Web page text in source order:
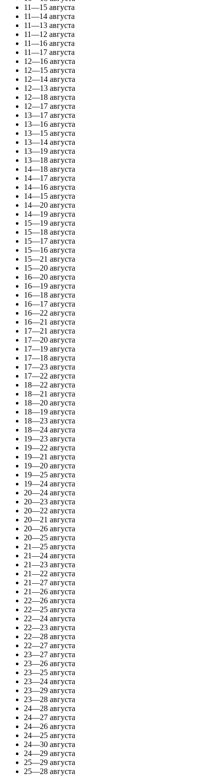
11—15 августа
11—14 августа
11—13 августа
11—12 августа
11—16 августа
11—17 августа
12—16 августа
12—15 августа
12—14 августа
12—13 августа
12—18 августа
12—17 августа
13—17 августа
13—16 августа
13—15 августа
13—14 августа
13—19 августа
13—18 августа
14—18 августа
14—17 августа
14—16 августа
14—15 августа
14—20 августа
14—19 августа
15—19 августа
15—18 августа
15—17 августа
15—16 августа
15—21 августа
15—20 августа
16—20 августа
16—19 августа
16—18 августа
16—17 августа
16—22 августа
16—21 августа
17—21 августа
17—20 августа
17—19 августа
17—18 августа
17—23 августа
17—22 августа
18—22 августа
18—21 августа
18—20 августа
18—19 августа
18—23 августа
18—24 августа
19—23 августа
19—22 августа
19—21 августа
19—20 августа
19—25 августа
19—24 августа
20—24 августа
20—23 августа
20—22 августа
20—21 августа
20—26 августа
20—25 августа
21—25 августа
21—24 августа
21—23 августа
21—22 августа
21—27 августа
21—26 августа
22—26 августа
22—25 августа
22—24 августа
22—23 августа
22—28 августа
22—27 августа
23—27 августа
23—26 августа
23—25 августа
23—24 августа
23—29 августа
23—28 августа
24—28 августа
24—27 августа
24—26 августа
24—25 августа
24—30 августа
24—29 августа
25—29 августа
25—28 августа